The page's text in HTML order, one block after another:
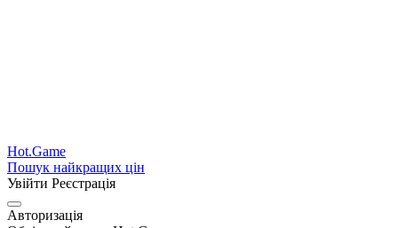
Hot.Game
Пошук найкращих цін
Увійти Реєстрація
Авторизація